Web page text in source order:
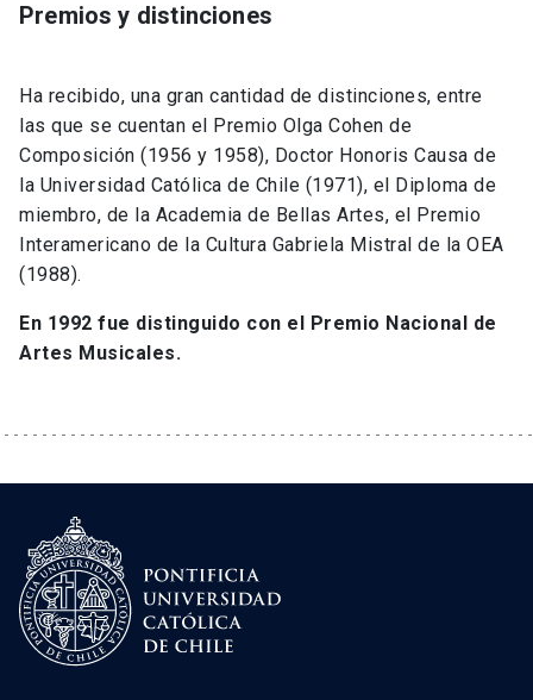
Premios y distinciones
Ha recibido, una gran cantidad de distinciones, entre
las que se cuentan el Premio Olga Cohen de
Composición (1956 y 1958), Doctor Honoris Causa de
la Universidad Católica de Chile (1971), el Diploma de
miembro, de la Academia de Bellas Artes, el Premio
Interamericano de la Cultura Gabriela Mistral de la OEA
(1988).
En 1992 fue distinguido con el Premio Nacional de
Artes Musicales.